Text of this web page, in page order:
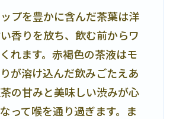
プを豊かに含んだ茶葉は洋
香りを放ち、飲む前からワ
れます。赤褐色の茶液はモ
が溶け込んだ飲みごたえあ
の甘みと美味しい渋みが心
って喉を通り過ぎます。ま